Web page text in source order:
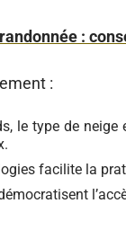
:
:
le type de
facilite la